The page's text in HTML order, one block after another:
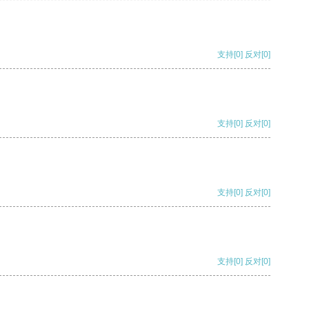
支持[0] 反对[0]
支持[0] 反对[0]
支持[0] 反对[0]
支持[0] 反对[0]